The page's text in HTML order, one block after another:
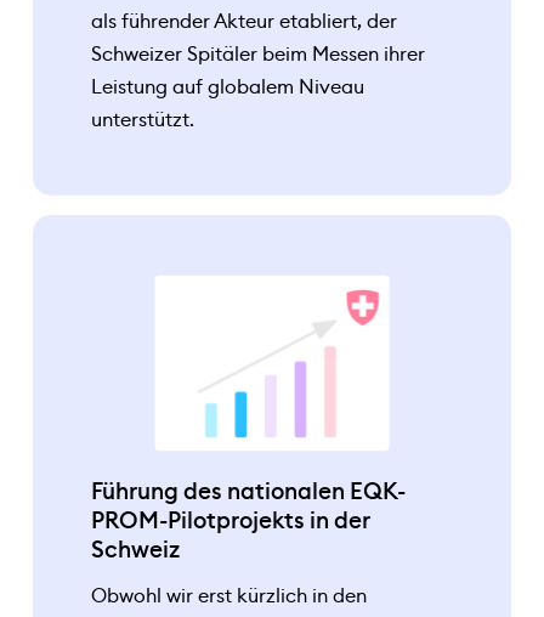
als führender Akteur etabliert, der
Schweizer Spitäler beim Messen ihrer
Leistung auf globalem Niveau
unterstützt.
Führung des nationalen EQK-
PROM-Pilotprojekts in der
Schweiz
Obwohl wir erst kürzlich in den